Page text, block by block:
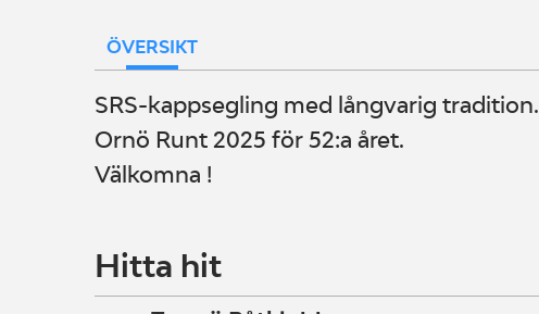
ÖVERSIKT
SRS-kappsegling med långvarig tradition.
Ornö Runt 2025 för 52:a året.
Välkomna !
Hitta hit